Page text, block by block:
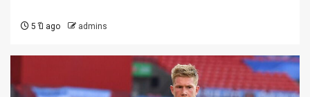
5 ปี ago admins